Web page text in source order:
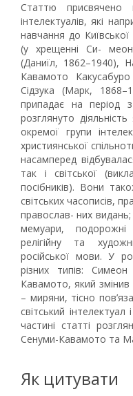
Статтю присвячено
інтелектуалів, які
навчання до Київської
(у хрещенні Си-
(Даниїл, 1862–1940),
Кавамото
Сідзука (Марк,
припадає на період
розглянуто
окремої групи
християнської
насамперед
так і світської
посібників). Вони
світських часописів,
православ- них
мемуари,
релігійну та
російської мови. У
різних типів:
Кавамото, який змінив
– миряни, тісно
світський
частині статті
Сенуми-Кавамото та
Як цитувати